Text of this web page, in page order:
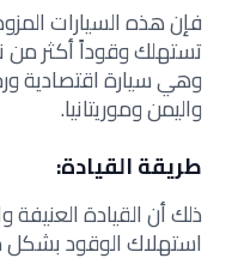
فإن هذه السيارات
تستهلك وقوداً أكثر من
وهي سيارة اقتصادية
واليمن وموريتانيا.
طريقة القيادة:
ذلك أن القيادة
استهلاك الوقود